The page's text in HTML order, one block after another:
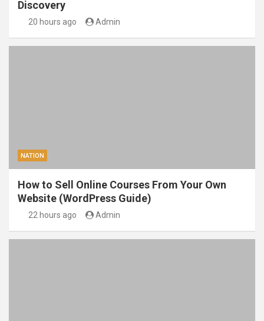
Discovery
20 hours ago Admin
NATION
How to Sell Online Courses From Your Own
Website (WordPress Guide)
22 hours ago Admin